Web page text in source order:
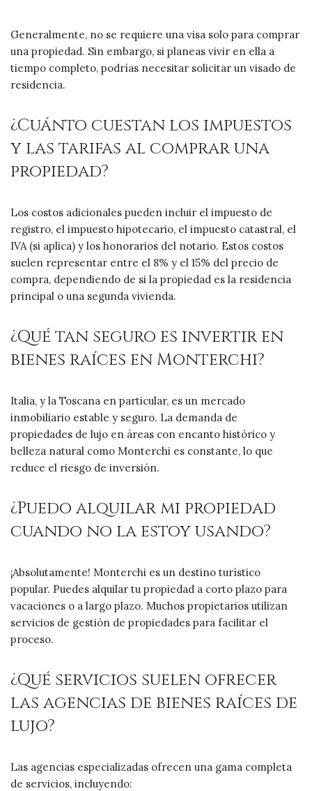
Generalmente, no se requiere una visa solo para comprar
una propiedad. Sin embargo, si planeas vivir en ella a
tiempo completo, podrías necesitar solicitar un visado de
residencia.
¿Cuánto cuestan los impuestos
y las tarifas al comprar una
propiedad?
Los costos adicionales pueden incluir el impuesto de
registro, el impuesto hipotecario, el impuesto catastral, el
IVA (si aplica) y los honorarios del notario. Estos costos
suelen representar entre el 8% y el 15% del precio de
compra, dependiendo de si la propiedad es la residencia
principal o una segunda vivienda.
¿Qué tan seguro es invertir en
bienes raíces en Monterchi?
Italia, y la Toscana en particular, es un mercado
inmobiliario estable y seguro. La demanda de
propiedades de lujo en áreas con encanto histórico y
belleza natural como Monterchi es constante, lo que
reduce el riesgo de inversión.
¿Puedo alquilar mi propiedad
cuando no la estoy usando?
¡Absolutamente! Monterchi es un destino turístico
popular. Puedes alquilar tu propiedad a corto plazo para
vacaciones o a largo plazo. Muchos propietarios utilizan
servicios de gestión de propiedades para facilitar el
proceso.
¿Qué servicios suelen ofrecer
las agencias de bienes raíces de
lujo?
Las agencias especializadas ofrecen una gama completa
de servicios, incluyendo: